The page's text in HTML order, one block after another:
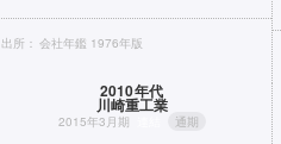
出所： 会社年鑑 1976年版
2010年代
川崎重工業
2015年3月期 通期